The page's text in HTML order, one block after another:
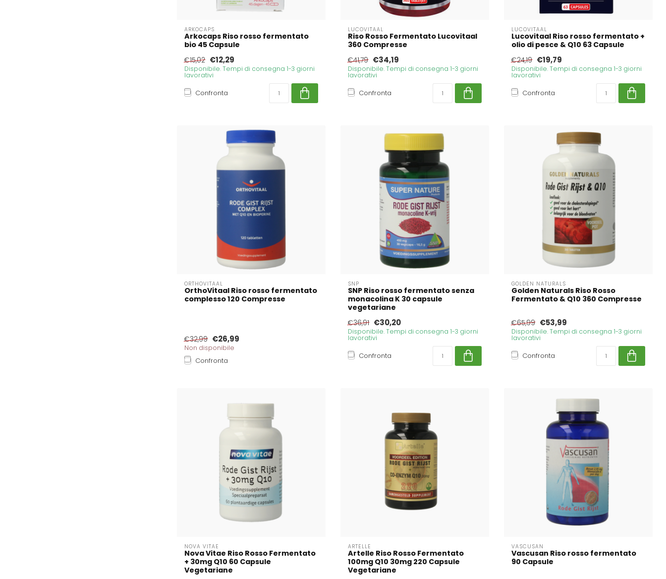
ARKOCAPS
Arkocaps Riso rosso fermentato
bio 45 Capsule
€15,02 €12,29
Disponibile. Tempi di consegna 1-3 giorni
lavorativi
Confronta
LUCOVITAAL
Riso Rosso Fermentato Lucovitaal
360 Compresse
€41,79 €34,19
Disponibile. Tempi di consegna 1-3 giorni
lavorativi
Confronta
LUCOVITAAL
Lucovitaal Riso rosso fermentato +
olio di pesce & Q10 63 Capsule
€24,19 €19,79
Disponibile. Tempi di consegna 1-3 giorni
lavorativi
Confronta
ORTHOVITAAL
OrthoVitaal Riso rosso fermentato
complesso 120 Compresse
€32,99 €26,99
Non disponibile
Confronta
SNP
SNP Riso rosso fermentato senza
monacolina K 30 capsule
vegetariane
€36,91 €30,20
Disponibile. Tempi di consegna 1-3 giorni
lavorativi
Confronta
GOLDEN NATURALS
Golden Naturals Riso Rosso
Fermentato & Q10 360 Compresse
€65,99 €53,99
Disponibile. Tempi di consegna 1-3 giorni
lavorativi
Confronta
NOVA VITAE
Nova Vitae Riso Rosso Fermentato
+ 30mg Q10 60 Capsule
Vegetariane
ARTELLE
Artelle Riso Rosso Fermentato
100mg Q10 30mg 220 Capsule
Vegetariane
VASCUSAN
Vascusan Riso rosso fermentato
90 Capsule